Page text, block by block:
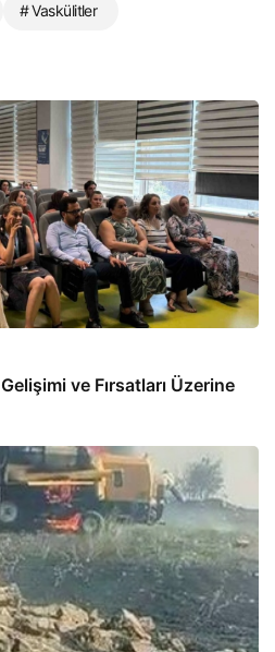
# Vaskülitler
ve Fırsatları Üzerine